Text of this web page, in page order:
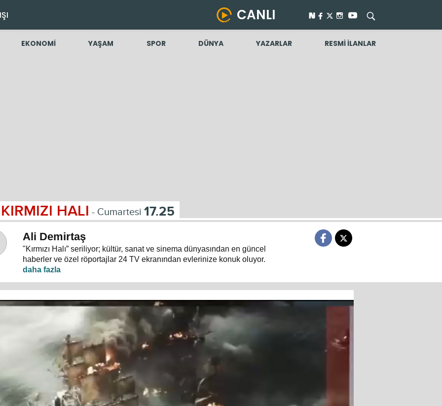
CANLI
EKONOMİ YAŞAM SPOR DÜNYA YAZARLAR RESMİ İLANLAR
KIRMIZI HALI - Cumartesi 17.25
Ali Demirtaş
"Kırmızı Halı” seriliyor; kültür, sanat ve sinema dünyasından en güncel
haberler ve özel röportajlar 24 TV ekranından evlerinize konuk oluyor.